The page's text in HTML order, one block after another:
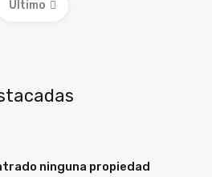
Último
ninguna propiedad